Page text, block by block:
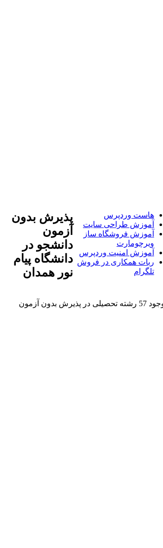
هاست وردپرس
آموزش طراحی سایت
آموزش فروشگاه ساز
ویرچومارت
آموزش امنیت وردپرس
ربات همکاری در فروش
تلگرام
پذیرش بدون
آزمون
دانشجو در
دانشگاه پیام
نور همدان
رئیس دانشگاه پیام نور مرکز همدان از وجود 57 رشته تحصیلی در پذیرش بدون آزمون دانشگاه پیام نور همدان خبر داد. رئیس دانشگاه پیام نور مرکز همدان از وجود 57 رشته تحصیلی در پذیرش بدون آزمون